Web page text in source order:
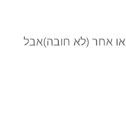
או אחר (לא חובה)אבל